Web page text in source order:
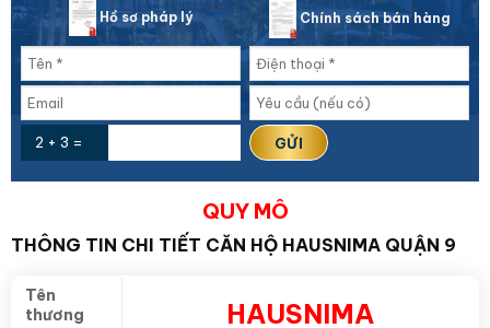
Hồ sơ pháp lý Chính sách bán hàng
2 + 3 =
QUY MÔ
THÔNG TIN CHI TIẾT CĂN HỘ HAUSNIMA QUẬN 9
Tên
thương
HAUSNIMA